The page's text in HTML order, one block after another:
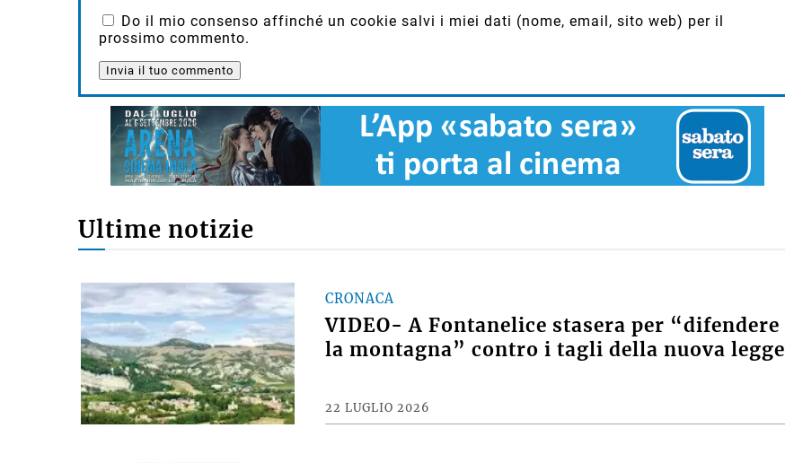
Do il mio consenso affinché un cookie salvi i miei dati (nome, email, sito web) per il
prossimo commento.
Ultime notizie
CRONACA
VIDEO- A Fontanelice stasera per “difendere
la montagna” contro i tagli della nuova legge
22 LUGLIO 2026